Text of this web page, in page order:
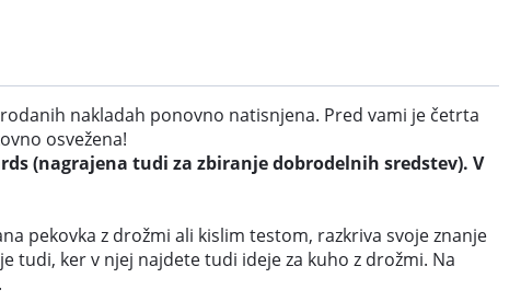
nakladah ponovno natisnjena. Pred vami je četrta
osvežena!
(nagrajena tudi za zbiranje dobrodelnih sredstev). V
pekovka z drožmi ali kislim testom, razkriva svoje znanje
tudi, ker v njej najdete tudi ideje za kuho z drožmi. Na